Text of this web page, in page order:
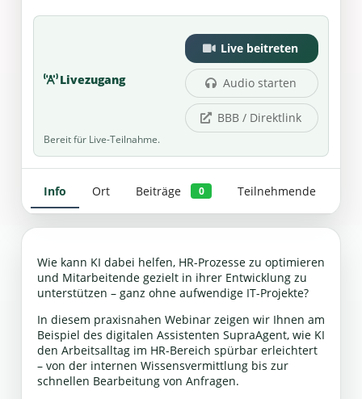
Livezugang
Live beitreten
Audio starten
BBB / Direktlink
Bereit für Live-Teilnahme.
Info Ort Beiträge 0 Teilnehmende
Wie kann KI dabei helfen, HR-Prozesse zu optimieren
und Mitarbeitende gezielt in ihrer Entwicklung zu
unterstützen – ganz ohne aufwendige IT-Projekte?
In diesem praxisnahen Webinar zeigen wir Ihnen am
Beispiel des digitalen Assistenten SupraAgent, wie KI
den Arbeitsalltag im HR-Bereich spürbar erleichtert
– von der internen Wissensvermittlung bis zur
schnellen Bearbeitung von Anfragen.